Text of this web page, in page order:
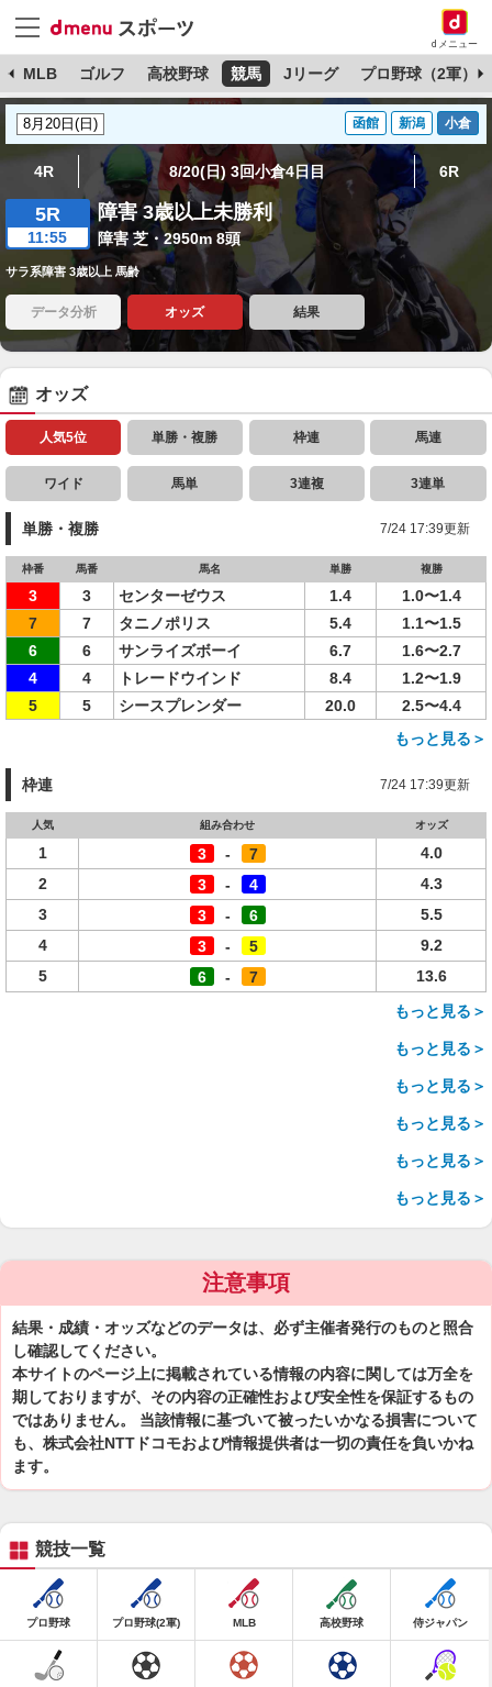
dメニュー
MLB ゴルフ 高校野球 競馬 Jリーグ プロ野球（2軍）
函館 新潟 小倉
4R 8/20(日) 3回小倉4日目 6R
5R
11:55
障害 3歳以上未勝利
障害 芝・2950m 8頭
サラ系障害 3歳以上 馬齢
データ分析 オッズ 結果
オッズ
人気5位 単勝・複勝 枠連 馬連
ワイド 馬単 3連複 3連単
単勝・複勝 7/24 17:39更新
枠番 馬番 馬名 単勝 複勝
3 3 センターゼウス 1.4
1.0〜1.4
7
7 タニノポリス 5.4
1.1〜1.5
6
6 サンライズボーイ 6.7
1.6〜2.7
4
4 トレードウインド 8.4
1.2〜1.9
5
5 シースプレンダー 20.0
2.5〜4.4
もっと見る＞
枠連 7/24 17:39更新
人気 組み合わせ オッズ
1 3 - 7
4.0
2
3 - 4
4.3
3
3 - 6
5.5
4
3 - 5
9.2
5
6 - 7
13.6
もっと見る＞
もっと見る＞
もっと見る＞
もっと見る＞
もっと見る＞
もっと見る＞
注意事項
結果・成績・オッズなどのデータは、必ず主催者発行のものと照合
し確認してください。
本サイトのページ上に掲載されている情報の内容に関しては万全を
期しておりますが、その内容の正確性および安全性を保証するもの
ではありません。 当該情報に基づいて被ったいかなる損害について
も、株式会社NTTドコモおよび情報提供者は一切の責任を負いかね
ます。
競技一覧
プロ野球 プロ野球(2軍) MLB 高校野球 侍ジャパン